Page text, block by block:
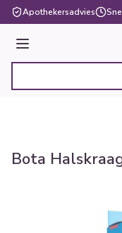
Ga naar de inhoud
Apothekersadvies
Menu
Bota